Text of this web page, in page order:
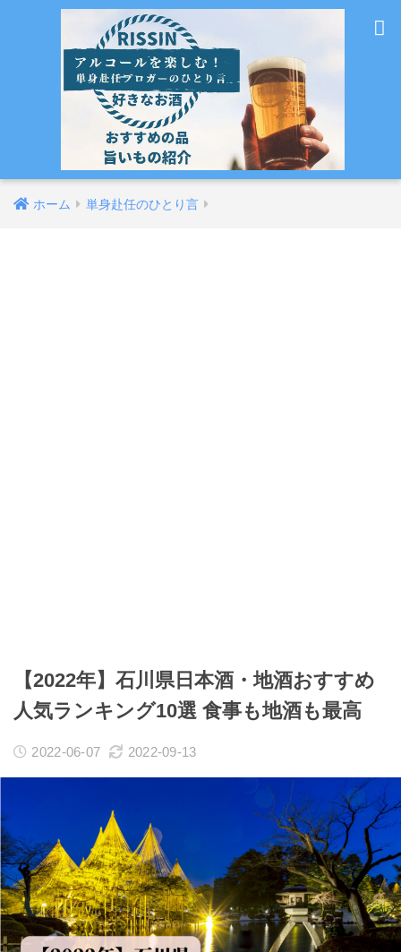
ホーム 単身赴任のひとり言
【2022年】石川県日本酒・地酒おすすめ
人気ランキング10選 食事も地酒も最高
2022-06-07 2022-09-13